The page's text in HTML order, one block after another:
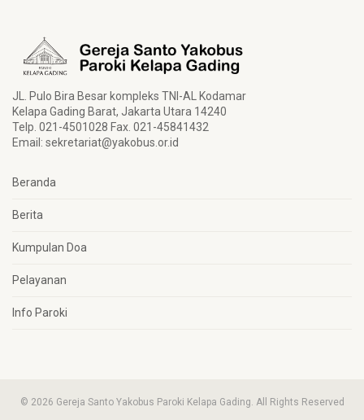
JL. Pulo Bira Besar kompleks TNI-AL Kodamar
Kelapa Gading Barat, Jakarta Utara 14240
Telp. 021-4501028 Fax. 021-45841432
Email: sekretariat@yakobus.or.id
Beranda
Berita
Kumpulan Doa
Pelayanan
Info Paroki
© 2026 Gereja Santo Yakobus Paroki Kelapa Gading. All Rights Reserved